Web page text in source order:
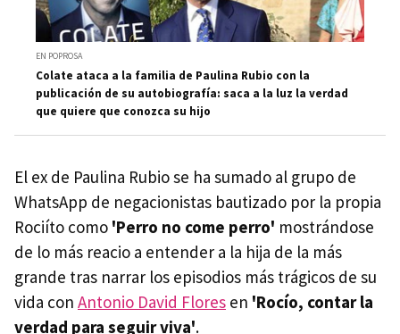
EN POPROSA
Colate ataca a la familia de Paulina Rubio con la
publicación de su autobiografía: saca a la luz la verdad
que quiere que conozca su hijo
El ex de Paulina Rubio se ha sumado al grupo de
WhatsApp de negacionistas bautizado por la propia
Rociíto como 'Perro no come perro' mostrándose
de lo más reacio a entender a la hija de la más
grande tras narrar los episodios más trágicos de su
vida con Antonio David Flores en 'Rocío, contar la
verdad para seguir viva'.